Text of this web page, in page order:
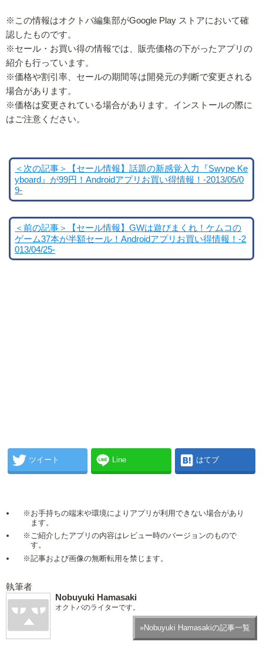
※この情報はオクトバ編集部がGoogle Play ストアにおいて確
認したものです。
※セール・お買い得の情報では、販売価格の下がったアプリの
紹介も行っています。
※価格や割引率、セールの期間等は開発元の判断で変更される
場合があります。
※価格は変更されている場合があります。インストールの際に
はご注意ください。
＜次の記事＞【セール情報】話題の新感覚入力『Swype Ke
yboard』が99円！Androidアプリお買い得情報！-2013/05/0
9-
＜前の記事＞【セール情報】GWは遊びまくれ！ケムコの
ゲーム37本が半額セール！Androidアプリお買い得情報！-2
013/04/25-
ツイート Line はてブ
※お手持ちの端末や環境によりアプリが利用できない場合があり
ます。
※ご紹介したアプリの内容はレビュー時のバージョンのもので
す。
※記事および画像の無断転用を禁じます。
執筆者
Nobuyuki Hamasaki
オクトバのライターです。
»Nobuyuki Hamasakiの記事一覧